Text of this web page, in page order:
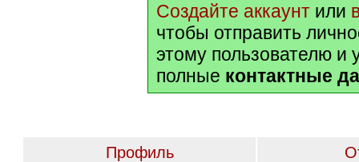
Создайте аккаунт или
чтобы отправить
этому пользователю и
полные контактные
Профиль